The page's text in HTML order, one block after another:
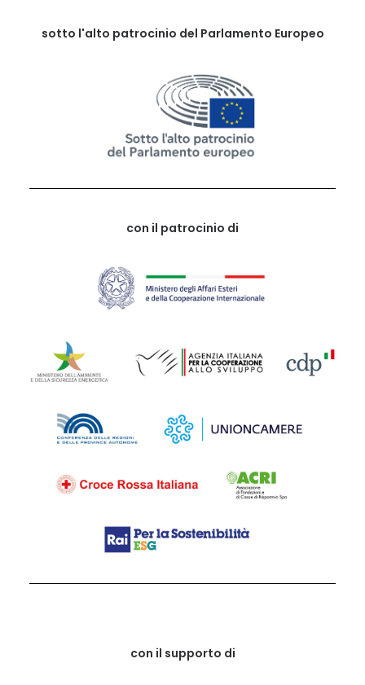
sotto l'alto patrocinio del Parlamento Europeo
con il patrocinio di
con il supporto di